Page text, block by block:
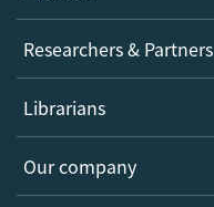
Journals
Books
Platforms
Researchers & Partners
Authors
Editors
Open science
Librarians
Overview
Products
Our company